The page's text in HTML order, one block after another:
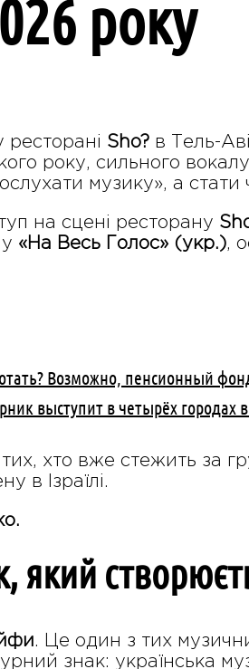
року
ресторані Sho?в Тель-
року, сильного
музику», а стати
на сцені ресторану
«На Весь Голос» (укр.),
Возможно, пенсионный
выступит в четырёх городах
хто вже стежить за
в Ізраїлі.
. Це один з тих
знак: українська